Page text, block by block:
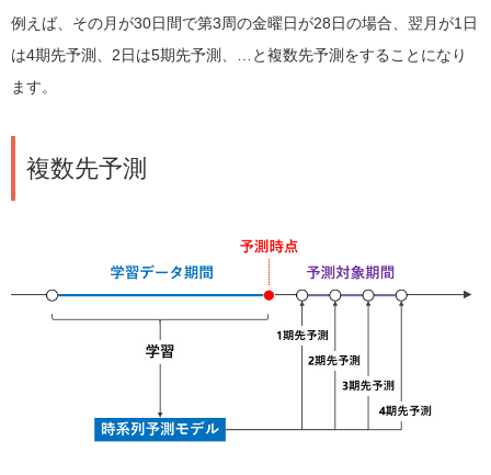
例えば、その月が30日間で第3周の金曜日が28日の場合、翌月が1日
は4期先予測、2日は5期先予測、…と複数先予測をすることになり
ます。
複数先予測